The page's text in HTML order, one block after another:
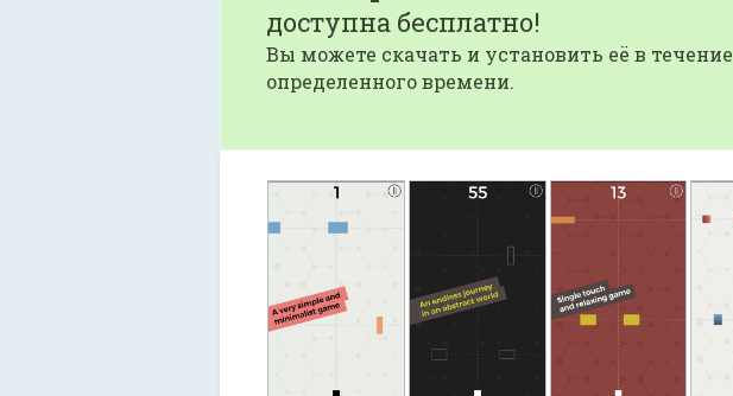
доступна бесплатно!
Вы можете скачать и установить её в течение
определенного времени.